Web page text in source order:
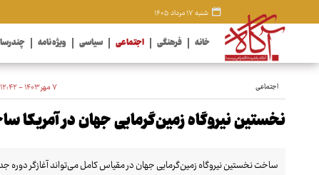
شنبه ۱۷ مرداد ۱۴۰۵
خانه فرهنگی اجتماعی سیاسی ویژه نامه
اجتماعی ۷ مهر ۱۴۰۳ - ۱۲:۴۲
نخستین نیروگاه زمین‌گرمایی جهان در آمریکا
ساخت نخستین نیروگاه زمین‌گرمایی جهان در مقیاس کامل می‌تواند آغازگر دوره